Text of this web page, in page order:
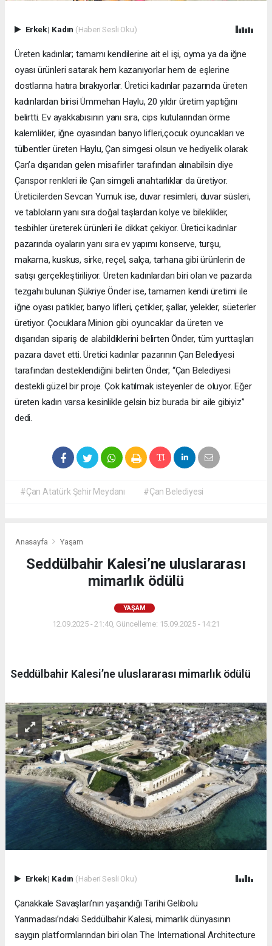
Erkek| Kadın (Haberi Sesli Oku)
Üreten kadınlar; tamamı kendilerine ait el işi, oyma ya da iğne
oyası ürünleri satarak hem kazanıyorlar hem de eşlerine
dostlarına hatıra bırakıyorlar. Üretici kadınlar pazarında üreten
kadınlardan birisi Ümmehan Haylu, 20 yıldır üretim yaptığını
belirtti. Ev ayakkabısının yanı sıra, cips kutularından örme
kalemlikler, iğne oyasından banyo lifleri,çocuk oyuncakları ve
tülbentler üreten Haylu, Çan simgesi olsun ve hediyelik olarak
Çan’a dışarıdan gelen misafirler tarafından alınabilsin diye
Çanspor renkleri ile Çan simgeli anahtarlıklar da üretiyor.
Üreticilerden Sevcan Yumuk ise, duvar resimleri, duvar süsleri,
ve tabloların yanı sıra doğal taşlardan kolye ve bileklikler,
tesbihler üreterek ürünleri ile dikkat çekiyor. Üretici kadınlar
pazarında oyaların yanı sıra ev yapımı konserve, turşu,
makarna, kuskus, sirke, reçel, salça, tarhana gibi ürünlerin de
satışı gerçekleştiriliyor. Üreten kadınlardan biri olan ve pazarda
tezgahı bulunan Şükriye Önder ise, tamamen kendi üretimi ile
iğne oyası patikler, banyo lifleri, çetikler, şallar, yelekler, süeterler
üretiyor. Çocuklara Minion gibi oyuncaklar da üreten ve
dışarıdan sipariş de alabildiklerini belirten Önder, tüm yurttaşları
pazara davet etti. Üretici kadınlar pazarının Çan Belediyesi
tarafından desteklendiğini belirten Önder, “Çan Belediyesi
destekli güzel bir proje. Çok katılmak isteyenler de oluyor. Eğer
üreten kadın varsa kesinlikle gelsin biz burada bir aile gibiyiz”
dedi.
#Çan Atatürk Şehir Meydanı #Çan Belediyesi
Anasayfa Yaşam
Seddülbahir Kalesi’ne uluslararası
mimarlık ödülü
YAŞAM
12.09.2025 - 21:40, Güncelleme: 15.09.2025 - 14:21
Seddülbahir Kalesi’ne uluslararası mimarlık ödülü
Erkek| Kadın (Haberi Sesli Oku)
Çanakkale Savaşları’nın yaşandığı Tarihi Gelibolu
Yarımadası’ndaki Seddülbahir Kalesi, mimarlık dünyasının
saygın platformlarından biri olan The International Architecture